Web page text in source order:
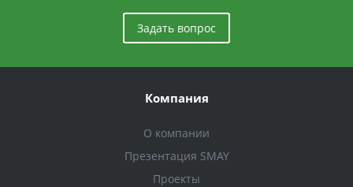
Задать вопрос
Компания
О компании
Презентация SMAY
Проекты